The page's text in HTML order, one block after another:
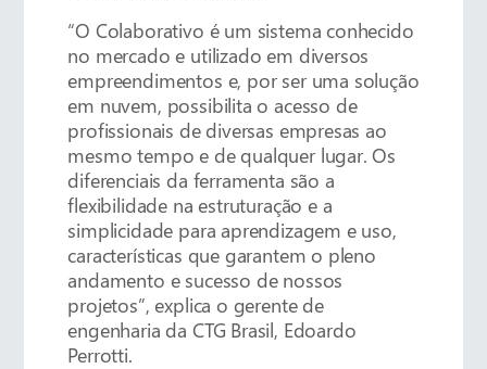
“O Colaborativo é um sistema conhecido
no mercado e utilizado em diversos
empreendimentos e, por ser uma solução
em nuvem, possibilita o acesso de
profissionais de diversas empresas ao
mesmo tempo e de qualquer lugar. Os
diferenciais da ferramenta são a
flexibilidade na estruturação e a
simplicidade para aprendizagem e uso,
características que garantem o pleno
andamento e sucesso de nossos
projetos”, explica o gerente de
engenharia da CTG Brasil, Edoardo
Perrotti.